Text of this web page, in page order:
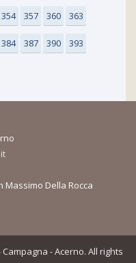
354 357 360 363
384 387 390 393
Della Rocca
- Acerno. All rights